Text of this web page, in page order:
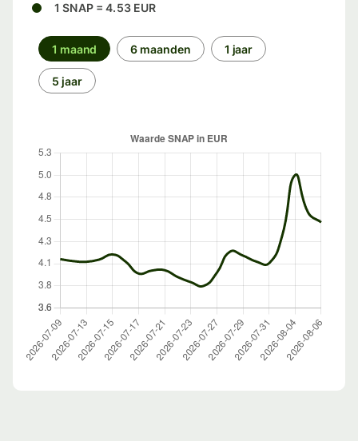
1 SNAP = 4.53 EUR
1 maand 6 maanden 1 jaar
5 jaar